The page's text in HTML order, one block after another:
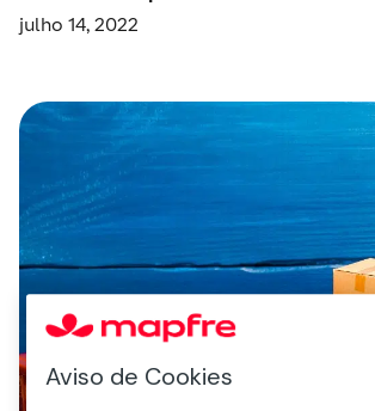
julho 14, 2022
Aviso de Cookies